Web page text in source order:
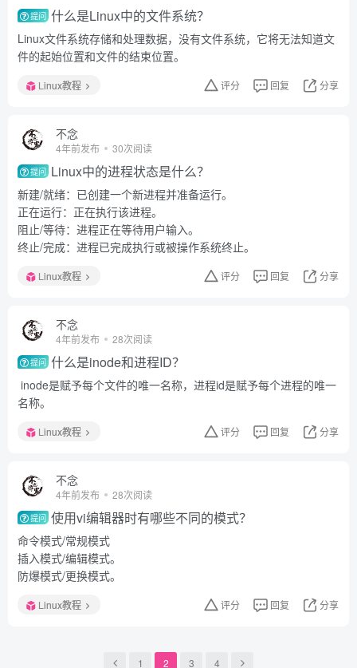
提问 什么是Linux中的文件系统？
Linux文件系统存储和处理数据，没有文件系统，它将无法知道文
件的起始位置和文件的结束位置。
Linux教程 评分 回复 分享
不念
4年前发布 30次阅读
提问 Linux中的进程状态是什么？
新建/就绪：已创建一个新进程并准备运行。
正在运行：正在执行该进程。
阻止/等待：进程正在等待用户输入。
终止/完成：进程已完成执行或被操作系统终止。
Linux教程 评分 回复 分享
不念
4年前发布 28次阅读
提问 什么是inode和进程ID？
inode是赋予每个文件的唯一名称，进程id是赋予每个进程的唯一
名称。
Linux教程 评分 回复 分享
不念
4年前发布 28次阅读
提问 使用vi编辑器时有哪些不同的模式？
命令模式/常规模式
插入模式/编辑模式。
防爆模式/更换模式。
Linux教程 评分 回复 分享
1 2 3 4